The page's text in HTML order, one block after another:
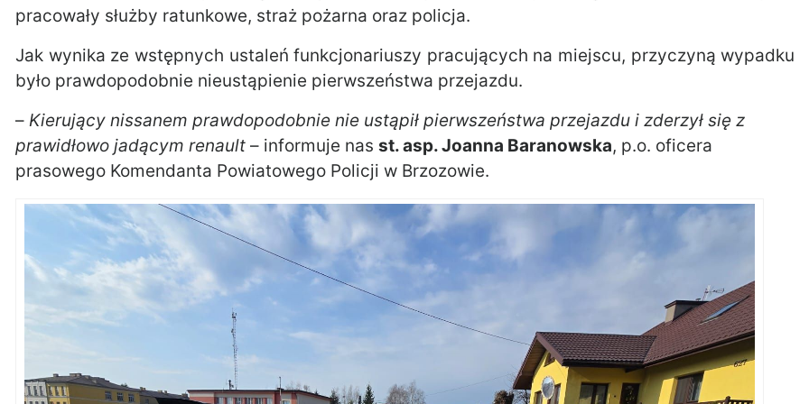
pracowały służby ratunkowe, straż pożarna oraz policja.
Jak wynika ze wstępnych ustaleń funkcjonariuszy pracujących na miejscu, przyczyną wypadku
było prawdopodobnie nieustąpienie pierwszeństwa przejazdu.
– Kierujący nissanem prawdopodobnie nie ustąpił pierwszeństwa przejazdu i zderzył się z
prawidłowo jadącym renault – informuje nas st. asp. Joanna Baranowska, p.o. oficera
prasowego Komendanta Powiatowego Policji w Brzozowie.